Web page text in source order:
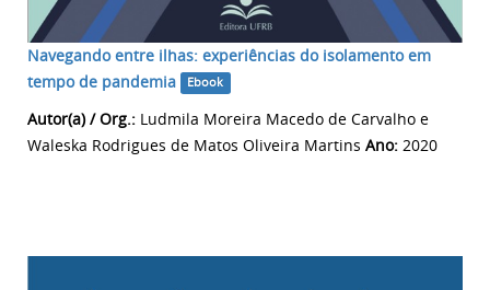
Navegando entre ilhas: experiências do isolamento em
tempo de pandemia
Ebook
Autor(a) / Org.: Ludmila Moreira Macedo de Carvalho e
Waleska Rodrigues de Matos Oliveira Martins Ano: 2020